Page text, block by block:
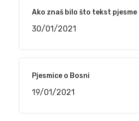
Ako znaš bilo što tekst pjesme
30/01/2021
Pjesmice o Bosni
19/01/2021
24/02/2021
OD 1. DO 4. MARTA NA BJELAŠNICI
24/02/2021
internetu, sajt „Akcenat“